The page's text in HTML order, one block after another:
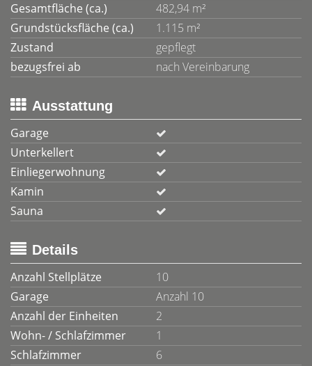
Gesamtfläche (ca.)
482,94 m²
Grundstücksfläche (ca.)
1.115 m²
Zustand
gepflegt
bezugsfrei ab
nach Vereinbarung
Ausstattung
Garage
Unterkellert
Einliegerwohnung
Kamin
Sauna
Details
Anzahl Stellplätze
10
Garage
Anzahl 10
Anzahl der Einheiten
2
Wohn- / Schlafzimmer
1
Schlafzimmer
6